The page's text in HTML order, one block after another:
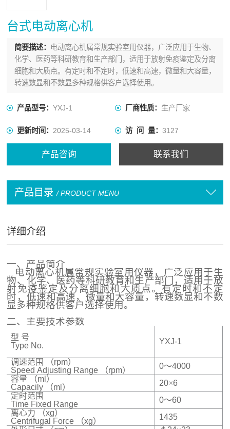
台式电动离心机
简要描述：
电动离心机属常规实验室用仪器，广泛应用于生物、
化学、医药等科研教育和生产部门，适用于放射免疫鉴定及分离
细胞和大质点。有定时和不定时，低速和高速，微量和大容量，
转速数显和不数显多种规格供客户选择使用。
产品型号：YXJ-1 厂商性质： 生产厂家
更新时间：2025-03-14 访 问 量： 3127
产品咨询 联系我们
产品目录 / PRODUCT MENU
详细介绍
一、 产品简介
电动离心机属常规实验室用仪器，广泛应用于生
物、化学、医药等科研教育和生产部门，适用于放
射免疫鉴定及分离细胞和大质点。有定时和不定
时，低速和高速，微量和大容量，转速数显和不数
显多种规格供客户选择使用。
二、主要技术参数
型 号
Type No.
YXJ-1
调速范围
（rpm）
Speed Adjusting Range （rpm）
0～4000
容量
（ml）
Capacily （ml）
20×6
定时范围
Time Fixed Range
0～60
离心力
（xg）
Centrifugal Force （xg）
1435